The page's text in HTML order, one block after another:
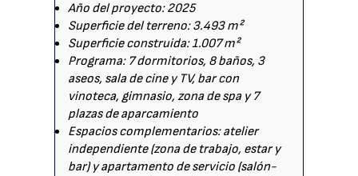
Año del proyecto: 2025
Superficie del terreno: 3.493 m²
Superficie construida: 1.007 m²
Programa: 7 dormitorios, 8 baños, 3
aseos, sala de cine y TV, bar con
vinoteca, gimnasio, zona de spa y 7
plazas de aparcamiento
Espacios complementarios: atelier
independiente (zona de trabajo, estar y
bar) y apartamento de servicio (salón-